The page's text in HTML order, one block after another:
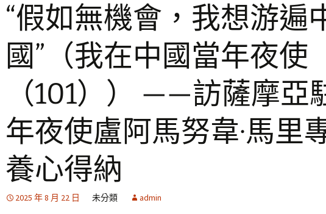
“假如無機會，我想游遍
國”（我在中國當年夜使
（101）） ——訪薩摩亞
年夜使盧阿馬努韋·馬里
養心得納
2025 年 8 月 22 日 未分類 admin